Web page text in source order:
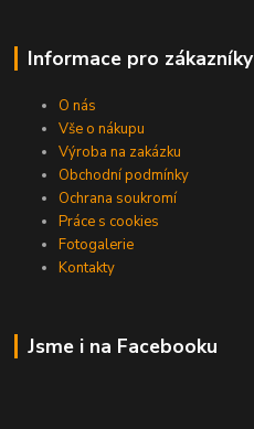
Informace pro zákazníky
O nás
Vše o nákupu
Výroba na zakázku
Obchodní podmínky
Ochrana soukromí
Práce s cookies
Fotogalerie
Kontakty
Jsme i na Facebooku